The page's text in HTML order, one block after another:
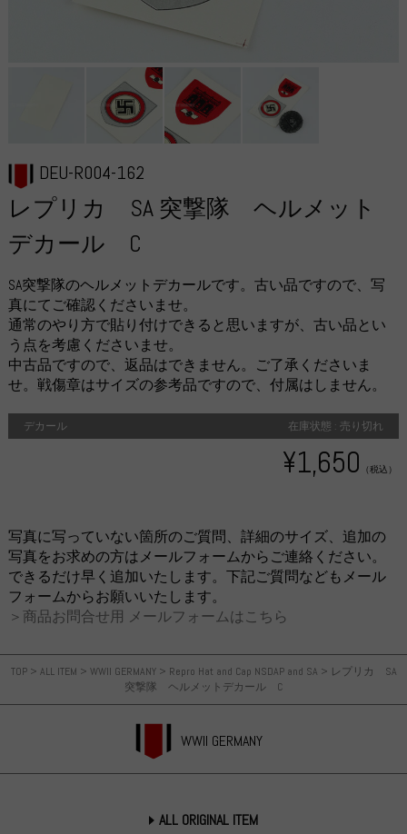
TOP> ALL ITEM > WWII GERMANY> Repro Hat and Cap NSDAP and SA > レプリカ SA
突撃隊 ヘルメットデカール C
WWII GERMANY
ALL ORIGINAL ITEM
DEU-R004-162
レプリカ SA 突撃隊 ヘルメット
デカール C
SA突撃隊のヘルメットデカールです。古い品ですので、写
真にてご確認くださいませ。
通常のやり方で貼り付けできると思いますが、古い品とい
う点を考慮くださいませ。
中古品ですので、返品はできません。ご了承くださいま
せ。戦傷章はサイズの参考品ですので、付属はしません。
デカール 在庫状態 : 売り切れ
¥1,650 （税込）
写真に写っていない箇所のご質問、詳細のサイズ、追加の
写真をお求めの方はメールフォームからご連絡ください。
できるだけ早く追加いたします。下記ご質問などもメール
フォームからお願いいたします。
＞商品お問合せ用 メールフォームはこちら